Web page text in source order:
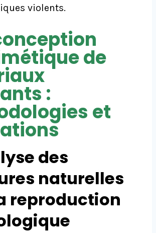
violents.
de
:
et
des
naturelles
reproduction